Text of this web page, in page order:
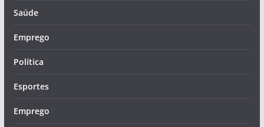
Saúde
Emprego
Política
Esportes
Emprego